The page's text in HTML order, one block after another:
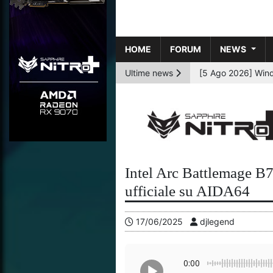
HOME FORUM NEWS
Ultime news
Intel Arc Battlemage
ufficiale su AIDA64
17/06/2025 djlegend
0:00